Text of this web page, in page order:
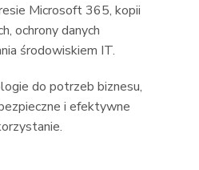
Microsoft 365, kopii
ochrony danych
środowiskiem IT.
do potrzeb biznesu,
i efektywne